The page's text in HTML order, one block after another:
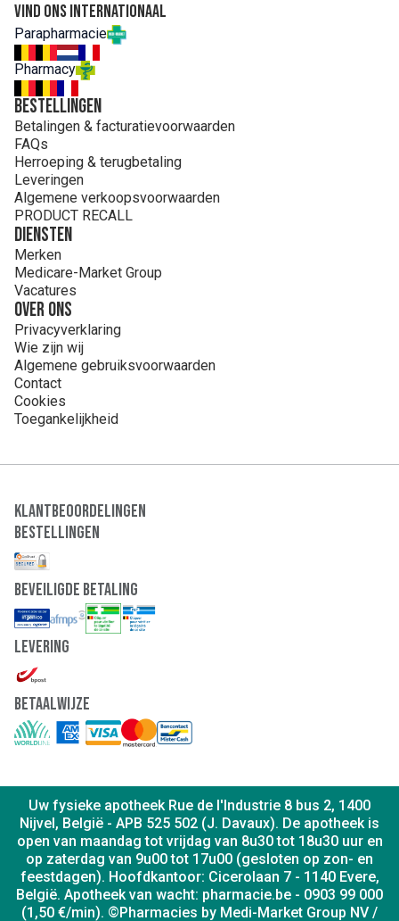
Vind ons internationaal
Parapharmacie
Pharmacy
Bestellingen
Betalingen & facturatievoorwaarden
FAQs
Herroeping & terugbetaling
Leveringen
Algemene verkoopsvoorwaarden
PRODUCT RECALL
Diensten
Merken
Medicare-Market Group
Vacatures
Over ons
Privacyverklaring
Wie zijn wij
Algemene gebruiksvoorwaarden
Contact
Cookies
Toegankelijkheid
Klantbeoordelingen
Bestellingen
Beveiligde Betaling
Levering
Betaalwijze
Uw fysieke apotheek Rue de l'Industrie 8 bus 2, 1400
Nijvel, België - APB 525 502 (J. Davaux). De apotheek is
open van maandag tot vrijdag van 8u30 tot 18u30 uur en
op zaterdag van 9u00 tot 17u00 (gesloten op zon- en
feestdagen). Hoofdkantoor: Cicerolaan 7 - 1140 Evere,
België. Apotheek van wacht: pharmacie.be - 0903 99 000
(1,50 €/min). ©Pharmacies by Medi-Market Group NV /